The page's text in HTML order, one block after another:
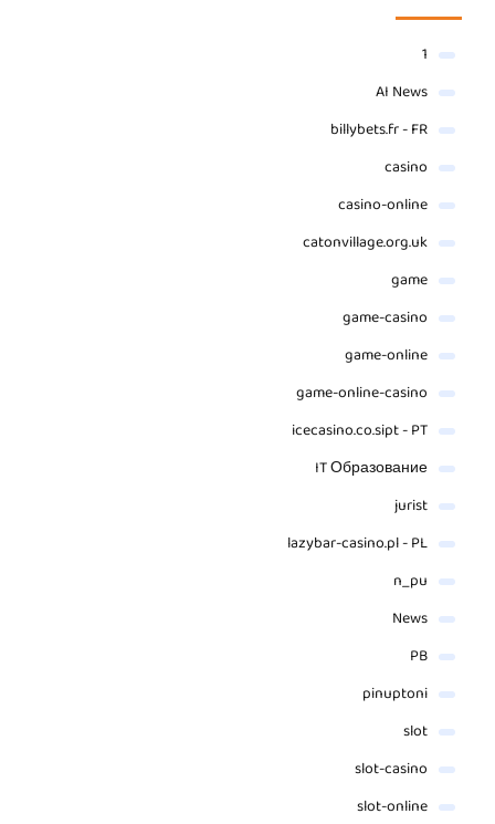
1
AI News
billybets.fr - FR
casino
casino-online
catonvillage.org.uk
game
game-casino
game-online
game-online-casino
icecasino.co.sipt - PT
IT Образование
jurist
lazybar-casino.pl - PL
n_pu
News
PB
pinuptoni
slot
slot-casino
slot-online